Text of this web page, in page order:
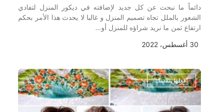
دائماً ما نبحث عن كل جديد لإضافته في ديكور المنزل لتفادي
الشعور بالملل تجاه تصميم المنزل و غالبا لا يحدث هذا الأمر بحكم
ارتفاع ثمن ما نريد شراؤه للمنزل أو…
30 أغسطس، 2022
افعلها بنفسك